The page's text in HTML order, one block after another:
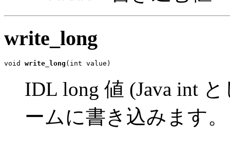
write_long
void write_long (int value)
IDL long 値 (Java int
ームに書き込みます。